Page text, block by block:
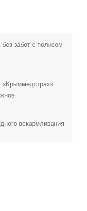
забот с полисом
«Крыммедстрах»
вскармливания